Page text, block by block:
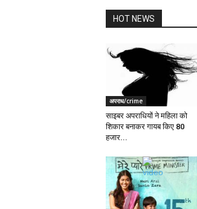
HOT NEWS
अपराध/crime
साइबर अपराधियों ने महिला को
शिकार बनाकर गायब किए 80
हजार...